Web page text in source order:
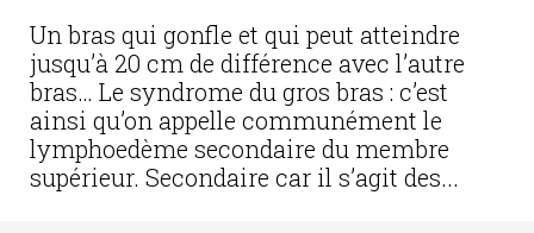
Un bras qui gonfle et qui peut atteindre
jusqu’à 20 cm de différence avec l’autre
bras… Le syndrome du gros bras : c’est
ainsi qu’on appelle communément le
lymphoedème secondaire du membre
supérieur. Secondaire car il s’agit des...